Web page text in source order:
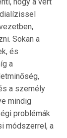
Sokan a
és
a
a személy
mindig
problémák
módszerrel, a